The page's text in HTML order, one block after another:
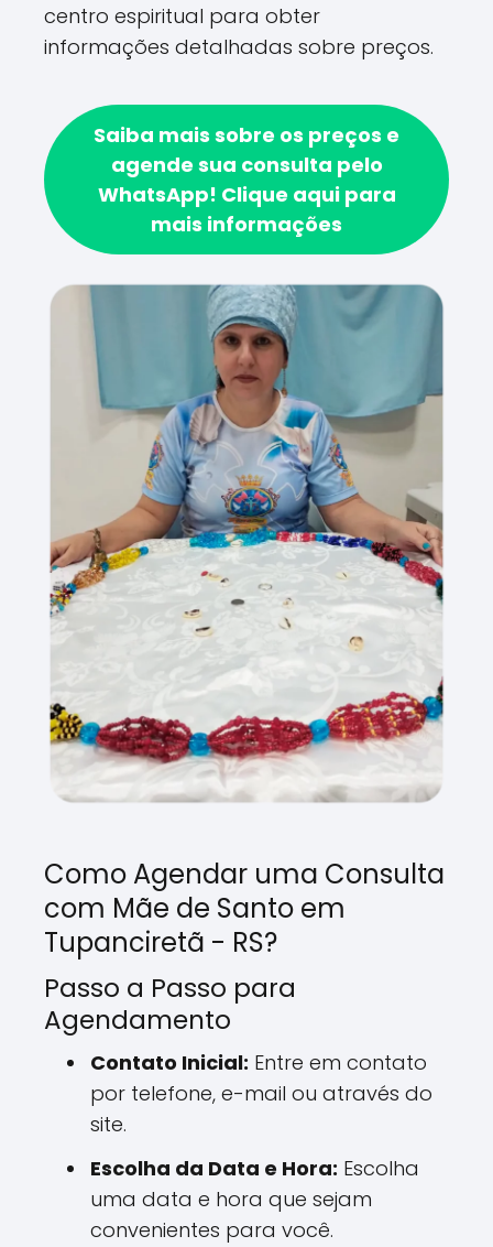
centro espiritual para obter
informações detalhadas sobre preços.
Saiba mais sobre os preços e
agende sua consulta pelo
WhatsApp! Clique aqui para
mais informações
Como Agendar uma Consulta
com Mãe de Santo em
Tupanciretã - RS?
Passo a Passo para
Agendamento
Contato Inicial: Entre em contato
por telefone, e-mail ou através do
site.
Escolha da Data e Hora: Escolha
uma data e hora que sejam
convenientes para você.